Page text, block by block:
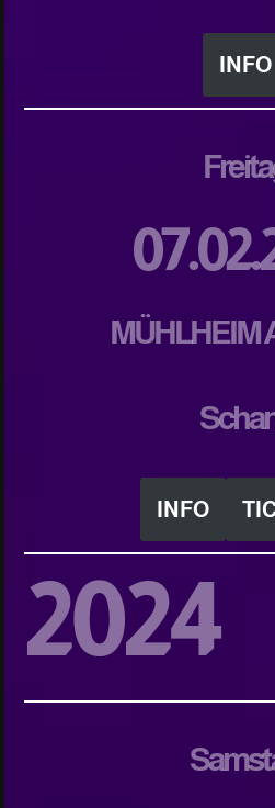
INFO
MÜHLHEIM
INFO
2024